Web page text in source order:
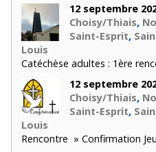
12 septembre
Choisy/Thiais,
Saint-Esprit,
Louis
Catéchèse adultes : 1ère
12 septembre
Choisy/Thiais,
Saint-Esprit,
Louis
Rencontre » Confirmation